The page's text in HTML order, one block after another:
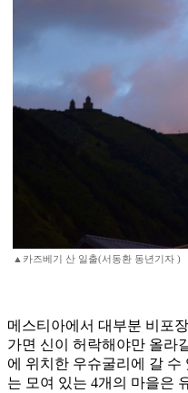
▲카즈베기 산 일출(서동환 동년기자 )
메스티아에서 대부분 비포
가면 신이 허락해야만 올라
에 위치한 우슈굴리에 갈 수
는 모여 있는 4개의 마을은